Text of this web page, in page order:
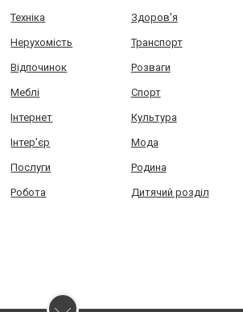
Техніка Здоров'я
Нерухомість Транспорт
Відпочинок Розваги
Меблі Спорт
Інтернет Культура
Інтер'єр Мода
Послуги Родина
Робота Дитячий розділ